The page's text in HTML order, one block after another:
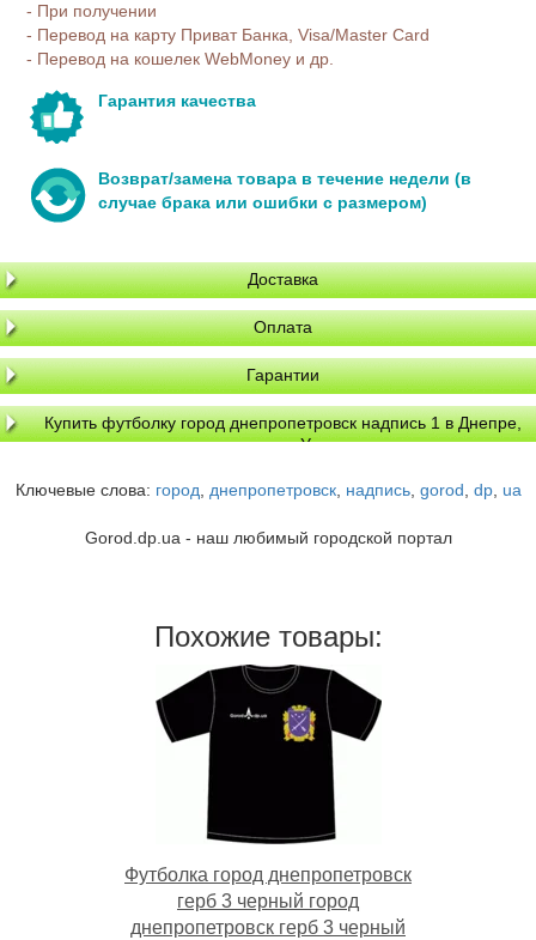
- При получении
- Перевод на карту Приват Банка, Visa/Master Card
- Перевод на кошелек WebMoney и др.
Гарантия качества
Возврат/замена товара в течение недели (в
случае брака или ошибки с размером)
Доставка
Оплата
Гарантии
Купить футболку город днепропетровск надпись 1 в Днепре,
доставка по Украине
Ключевые слова: город, днепропетровск, надпись, gorod, dp, ua
Gorod.dp.ua - наш любимый городской портал
Похожие товары:
Футболка город днепропетровск
герб 3 черный город
днепропетровск герб 3 черный